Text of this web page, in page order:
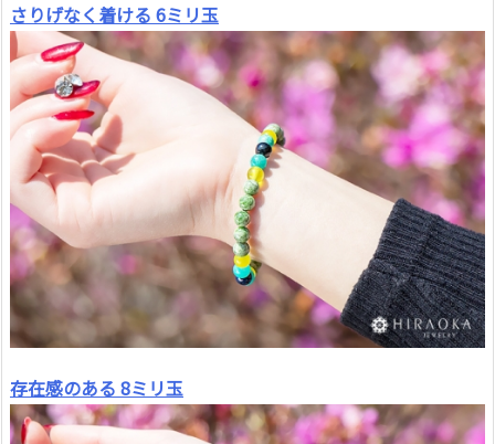
さりげなく着ける 6ミリ玉
存在感のある 8ミリ玉